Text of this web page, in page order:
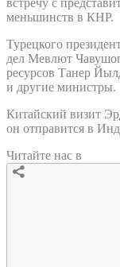
меньшинств в КНР.
Турецкого
дел Мевлют
ресурсов Танер
и другие министры.
Китайский визит
он отправится в
Читайте нас в